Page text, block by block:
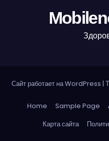
Сайт работает на WordPress |
Home Sample Page
Карта сайта